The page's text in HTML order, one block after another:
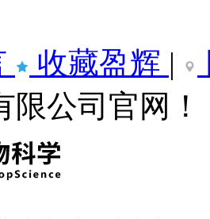
收藏盈辉 |
公司官网！